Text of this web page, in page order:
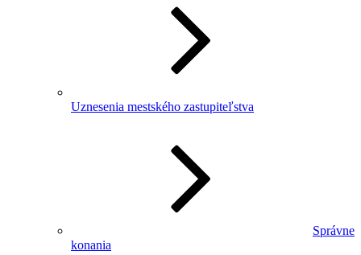
Uznesenia mestského zastupiteľstva
Správne
konania